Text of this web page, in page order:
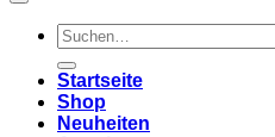
Suchen
nach:
Startseite
Shop
Neuheiten